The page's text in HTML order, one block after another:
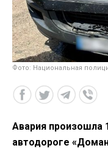
Фото: Национальная
Авария произошла
автодороге